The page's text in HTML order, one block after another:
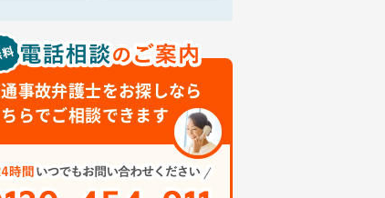
事故弁護士をお探しなら
ちらでご相談できます